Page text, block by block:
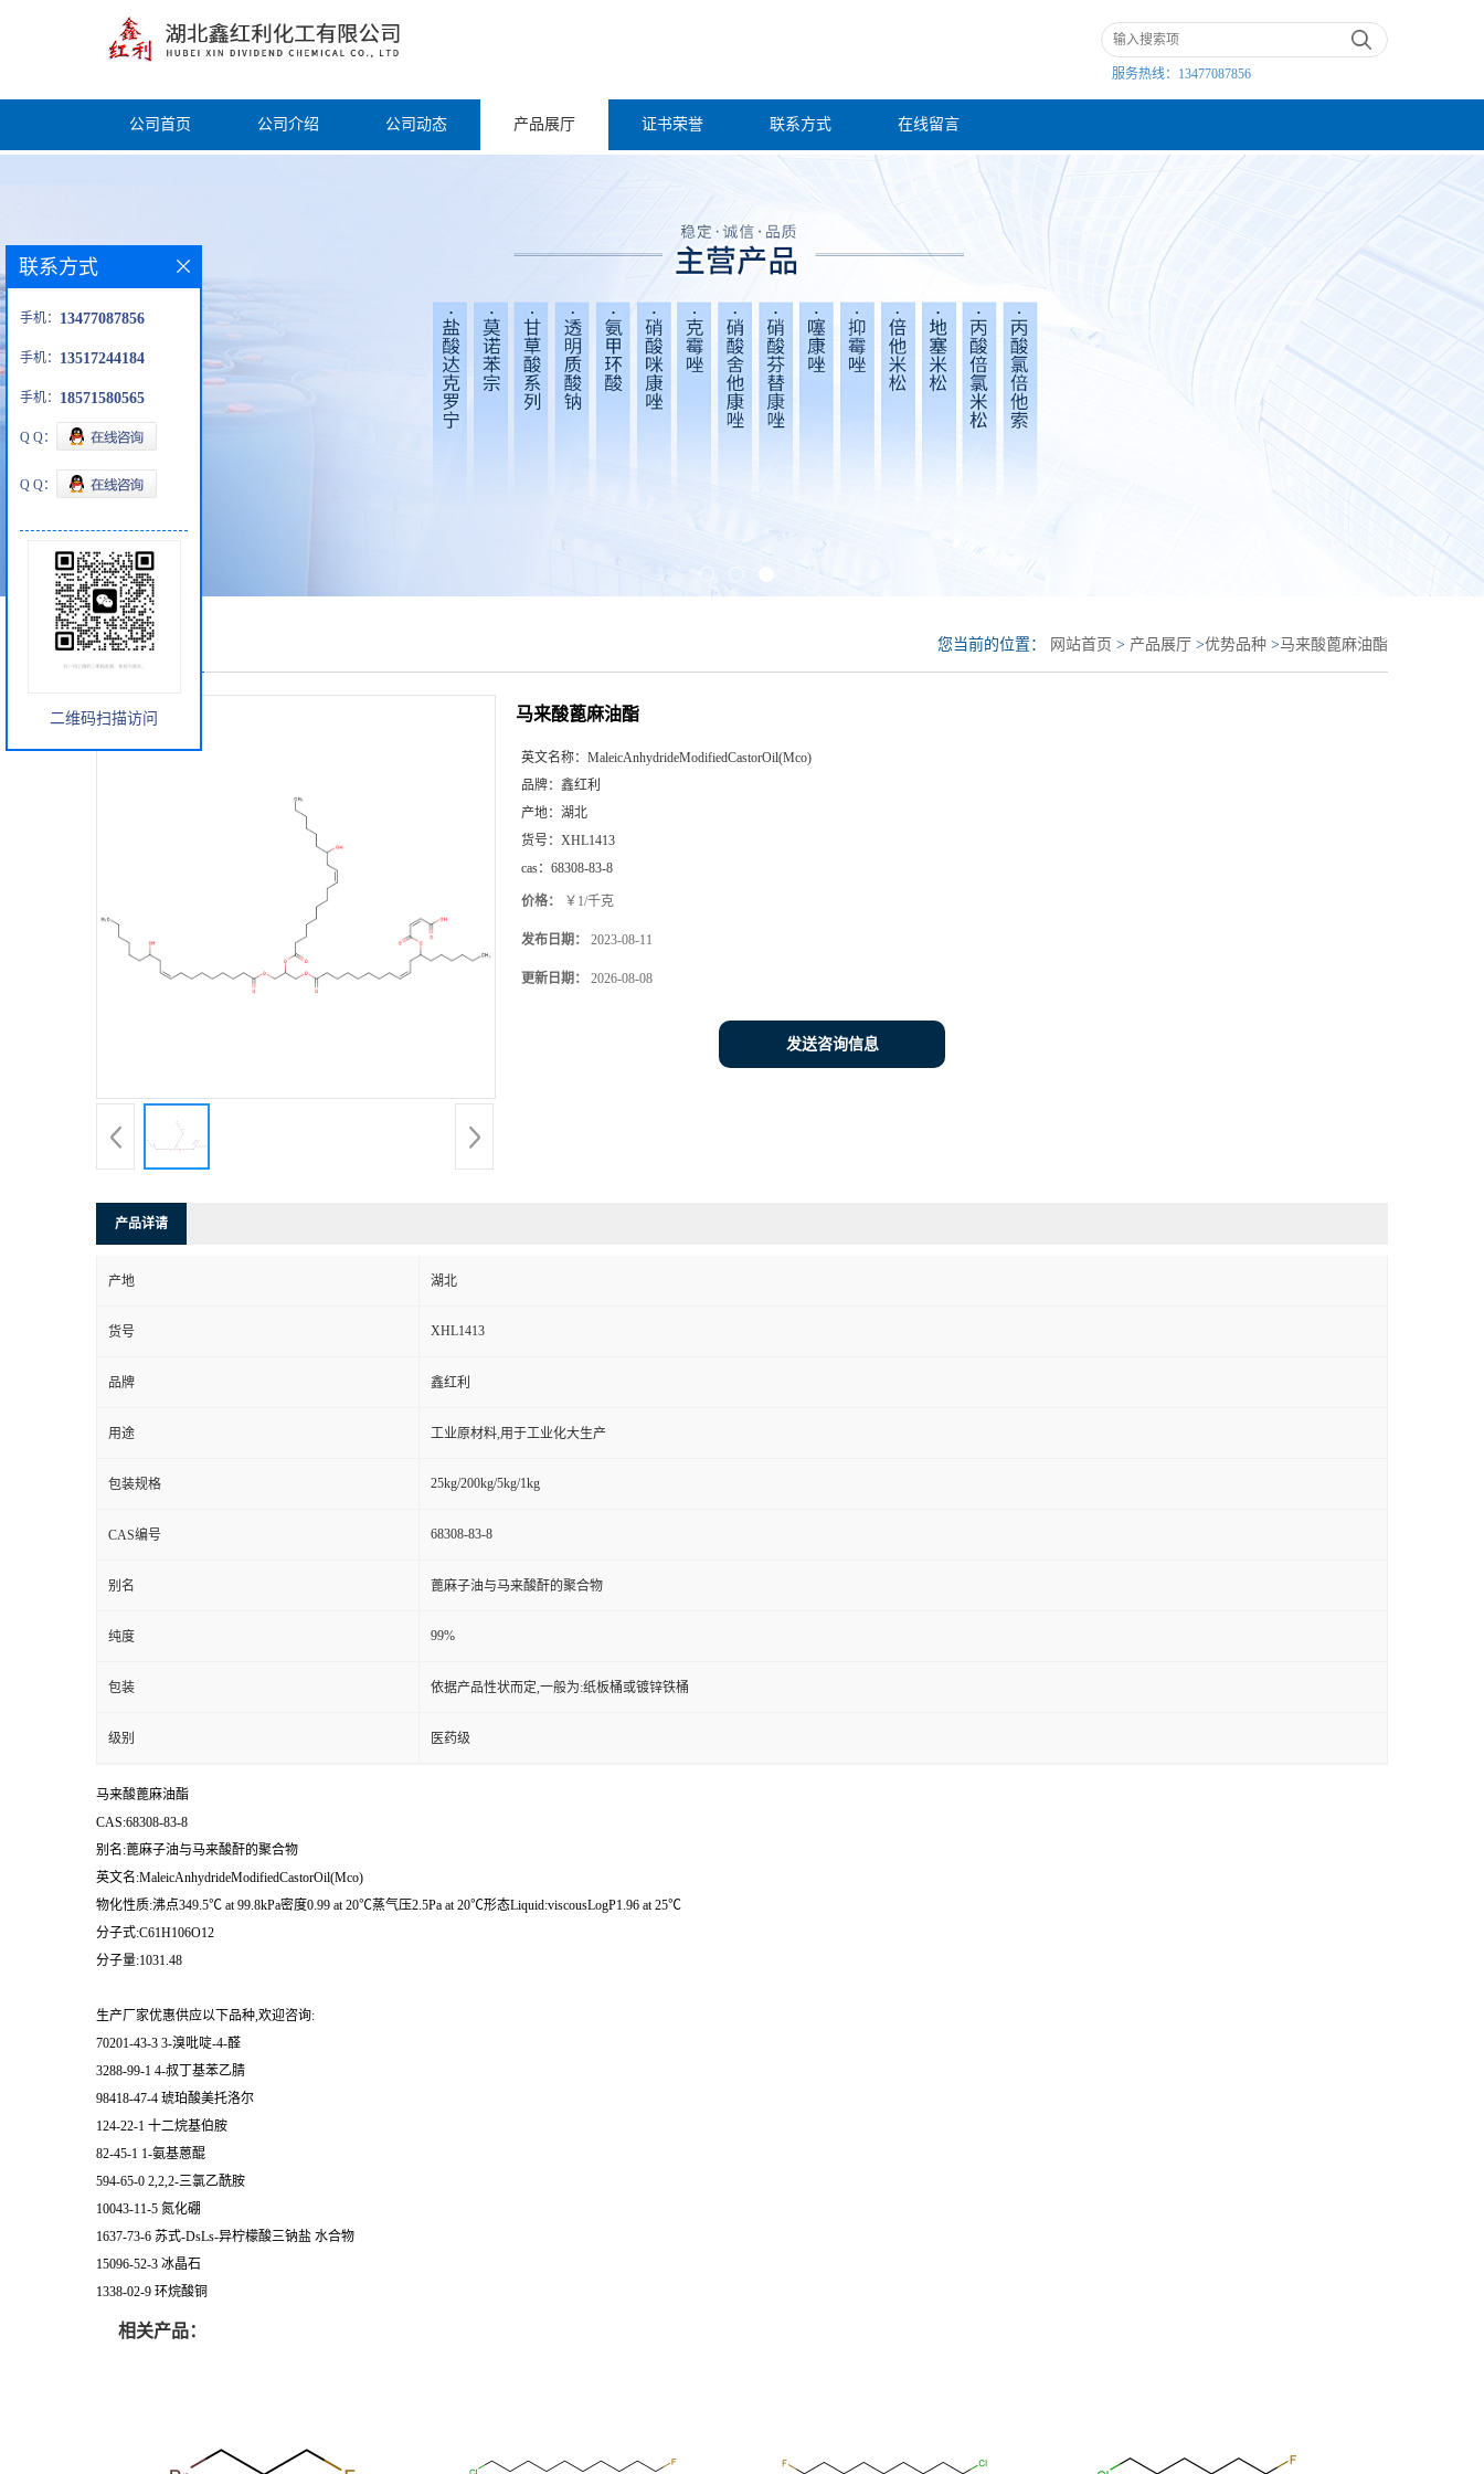
服务热线： 13477087856
公司首页 公司介绍 公司动态 产品展厅 证书荣誉 联系方式 在线留言
产品展厅 您当前的位置： 网站首页 > 产品展厅 >优势品种 >马来酸蓖麻油酯
马来酸蓖麻油酯
英文名称： MaleicAnhydrideModifiedCastorOil(Mco)
品牌： 鑫红利
产地： 湖北
货号： XHL1413
cas： 68308-83-8
价格： ￥1/千克
发布日期： 2023-08-11
更新日期： 2026-08-08
发送咨询信息
产品详请
产地 湖北
货号 XHL1413
品牌 鑫红利
用途 工业原材料,用于工业化大生产
包装规格 25kg/200kg/5kg/1kg
CAS编号 68308-83-8
别名 蓖麻子油与马来酸酐的聚合物
纯度 99%
包装 依据产品性状而定,一般为:纸板桶或镀锌铁桶
级别 医药级
马来酸蓖麻油酯
CAS:68308-83-8
别名:蓖麻子油与马来酸酐的聚合物
英文名:MaleicAnhydrideModifiedCastorOil(Mco)
物化性质:沸点349.5℃ at 99.8kPa密度0.99 at 20℃蒸气压2.5Pa at 20℃形态Liquid:viscousLogP1.96 at 25℃
分子式:C61H106O12
分子量:1031.48
生产厂家优惠供应以下品种,欢迎咨询:
70201-43-3 3-溴吡啶-4-醛
3288-99-1 4-叔丁基苯乙腈
98418-47-4 琥珀酸美托洛尔
124-22-1 十二烷基伯胺
82-45-1 1-氨基蒽醌
594-65-0 2,2,2-三氯乙酰胺
10043-11-5 氮化硼
1637-73-6 苏式-DsLs-异柠檬酸三钠盐 水合物
15096-52-3 冰晶石
1338-02-9 环烷酸铜
相关产品：
联系方式
手机： 13477087856
手机： 13517244184
手机： 18571580565
Q Q：
Q Q：
二维码扫描访问